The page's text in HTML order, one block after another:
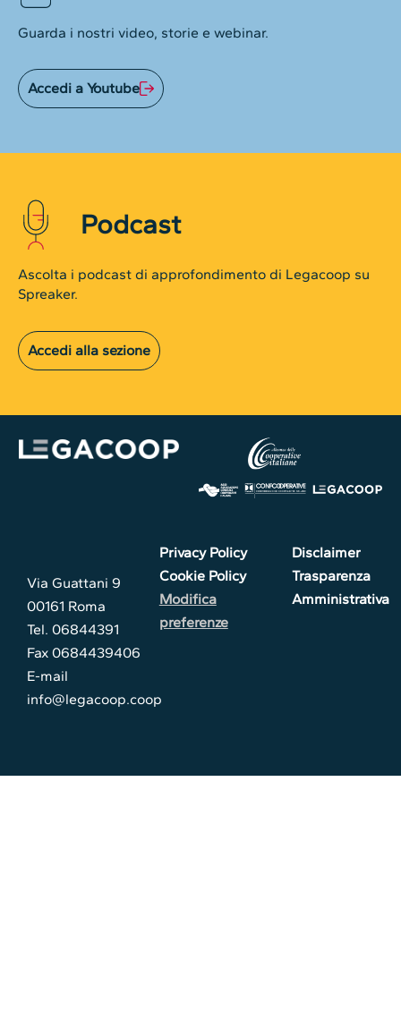
Guarda i nostri video, storie e webinar.
Accedi a Youtube
Podcast
Ascolta i podcast di approfondimento di Legacoop su
Spreaker.
Accedi alla sezione
Via Guattani 9
00161 Roma
Tel. 06844391
Fax 0684439406
E-mail
info@legacoop.coop
Privacy Policy
Cookie Policy
Modifica
preferenze
Disclaimer
Trasparenza
Amministrativa